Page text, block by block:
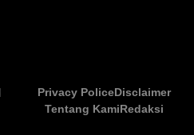
Privacy PoliceDisclaimer
Tentang KamiRedaksi